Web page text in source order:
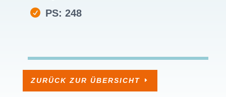
PS: 248
ZURÜCK ZUR ÜBERSICHT